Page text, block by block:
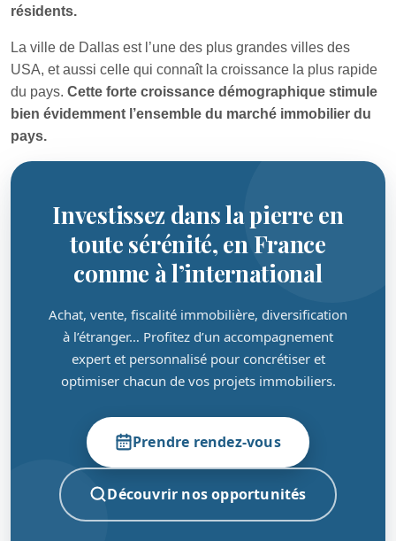
résidents.
La ville de Dallas est l’une des plus grandes villes des
USA, et aussi celle qui connaît la croissance la plus rapide
du pays. Cette forte croissance démographique stimule
bien évidemment l’ensemble du marché immobilier du
pays.
Investissez dans la pierre en
toute sérénité, en France
comme à l’international
Achat, vente, fiscalité immobilière, diversification
à l’étranger… Profitez d’un accompagnement
expert et personnalisé pour concrétiser et
optimiser chacun de vos projets immobiliers.
Prendre rendez-vous
Découvrir nos opportunités